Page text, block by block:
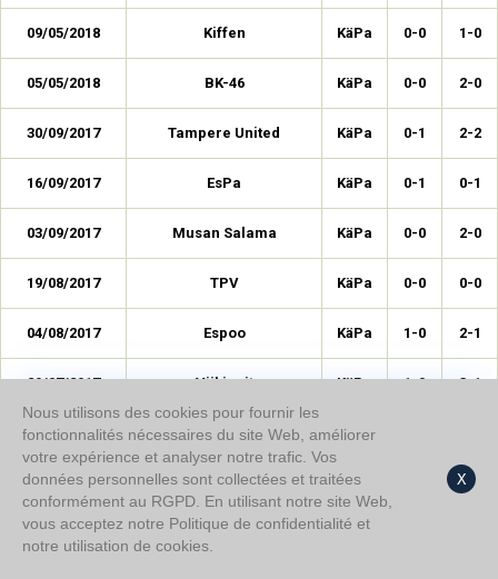
09/05/2018 Kiffen KäPa 0-0 1-0
05/05/2018 BK-46 KäPa 0-0 2-0
30/09/2017 Tampere United KäPa 0-1 2-2
16/09/2017 EsPa KäPa 0-1 0-1
03/09/2017 Musan Salama KäPa 0-0 2-0
19/08/2017 TPV KäPa 0-0 0-0
04/08/2017 Espoo KäPa 1-0 2-1
29/07/2017 Viikingit KäPa 1-0 3-1
01/07/2017 Peimari United KäPa
27/06/2017 SalPa KäPa 0-0
29/05/2017 BK-46 KäPa
Nous utilisons des cookies pour fournir les
fonctionnalités nécessaires du site Web, améliorer
votre expérience et analyser notre trafic. Vos
données personnelles sont collectées et traitées
conformément au RGPD. En utilisant notre site Web,
vous acceptez notre Politique de confidentialité et
notre utilisation de cookies.
X